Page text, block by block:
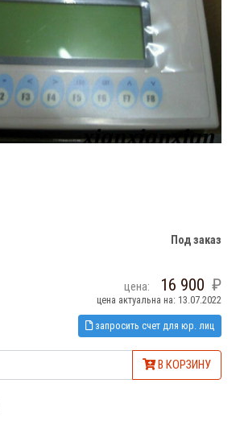
Под заказ
цена: 16 900
цена актуальна на: 13.07.2022
запросить счет для юр. лиц
В КОРЗИНУ